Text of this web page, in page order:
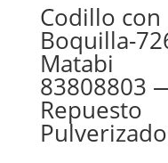
Codillo con
Boquilla-
Matabi
83808803
Repuesto